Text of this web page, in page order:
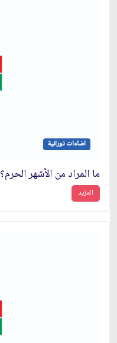
اضاءات نورانية
ما المراد من الأشهر الحرم؟
المزيد